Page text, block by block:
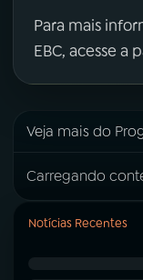
Para mais
EBC, acesse a
Veja mais do
Carregando
Notícias Recentes